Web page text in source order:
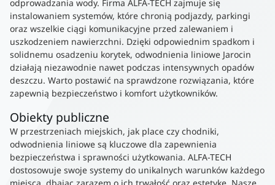
odprowadzania wody. Firma ALFA-TECH zajmuje się
instalowaniem systemów, które chronią podjazdy, parkingi
oraz wszelkie ciągi komunikacyjne przed zalewaniem i
uszkodzeniem nawierzchni. Dzięki odpowiednim spadkom i
solidnemu osadzeniu korytek, odwodnienia liniowe Jarocin
działają niezawodnie nawet podczas intensywnych opadów
deszczu. Warto postawić na sprawdzone rozwiązania, które
zapewnią bezpieczeństwo i komfort użytkowników.
Obiekty publiczne
W przestrzeniach miejskich, jak place czy chodniki,
odwodnienia liniowe są kluczowe dla zapewnienia
bezpieczeństwa i sprawności użytkowania. ALFA-TECH
dostosowuje swoje systemy do unikalnych warunków każdego